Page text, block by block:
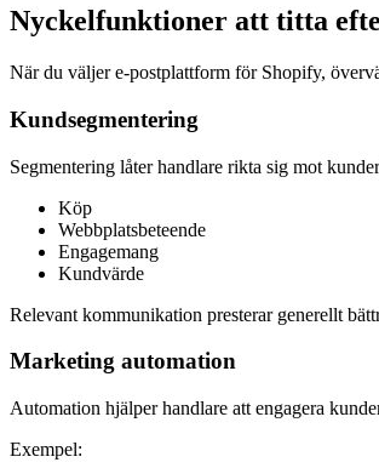
Nyckelfunktioner att titta
När du väljer e-postplattform för Shopify,
Kundsegmentering
Segmentering låter handlare rikta sig mot
Köp
Webbplatsbeteende
Engagemang
Kundvärde
Relevant kommunikation presterar generellt
Marketing automation
Automation hjälper handlare att engagera
Exempel: